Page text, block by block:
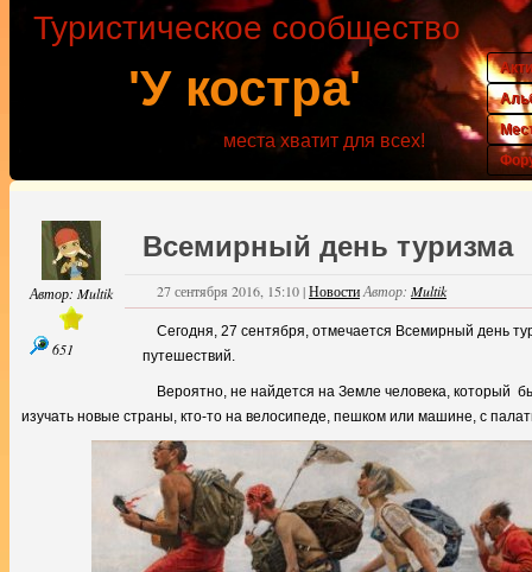
'У костра'
Туристическое сообщество
места хватит для всех!
Автор: Multik
651
Всемирный день туризма
27 сентября 2016, 15:10|НовостиАвтор: Multik
Сегодня, 27 сентября, отмечается Всемирный день
путешествий.
Вероятно, не найдется на Земле человека, который
изучать новые страны, кто-то на велосипеде, пешком или машине, с